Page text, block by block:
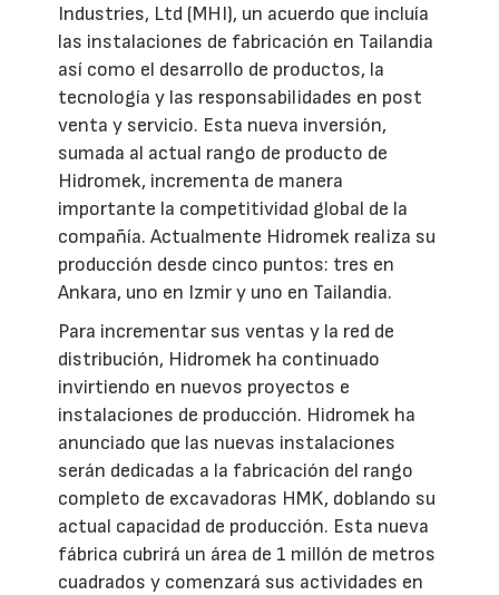
Industries, Ltd (MHI), un acuerdo que incluía
las instalaciones de fabricación en Tailandia
así como el desarrollo de productos, la
tecnología y las responsabilidades en post
venta y servicio. Esta nueva inversión,
sumada al actual rango de producto de
Hidromek, incrementa de manera
importante la competitividad global de la
compañía. Actualmente Hidromek realiza su
producción desde cinco puntos: tres en
Ankara, uno en Izmir y uno en Tailandia.
Para incrementar sus ventas y la red de
distribución, Hidromek ha continuado
invirtiendo en nuevos proyectos e
instalaciones de producción. Hidromek ha
anunciado que las nuevas instalaciones
serán dedicadas a la fabricación del rango
completo de excavadoras HMK, doblando su
actual capacidad de producción. Esta nueva
fábrica cubrirá un área de 1 millón de metros
cuadrados y comenzará sus actividades en